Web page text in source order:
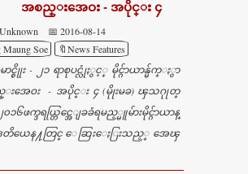
အစည္းအေဝး - အပိုင္း ၄
📅 2016-08-14
Maung Soe
🔖News Features
င္စိုုး - ၂၁ ရာစုပင္လုံႏွင့္ မိုင္ဂ်ာယာန္မ်က္ႏွာ
အေဝး - အပိုင္း ၄ (မိုုးမခ) ၾသဂုုတ္
ဖက္ဒရယ္တြင္အေျခခံရမည့္မူမ်ားမိုင္ဂ်ာယာန္
တိယေန႔တြင္ ေဆြးေႏြးသည့္ အေၾ